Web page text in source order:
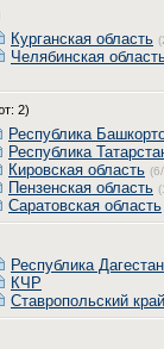
Курганская область
Челябинская
2)
Республика
Республика
Кировская область
Пензенская область
Саратовская область
Республика Дагестан
КЧР
Ставропольский край